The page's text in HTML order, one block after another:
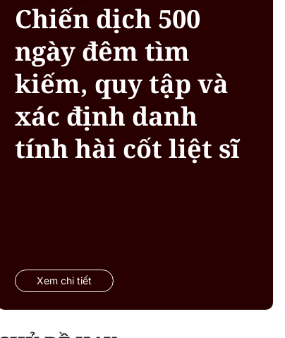
Chiến dịch 500
ngày đêm tìm
kiếm, quy tập và
xác định danh
tính hài cốt liệt sĩ
Xem chi tiết